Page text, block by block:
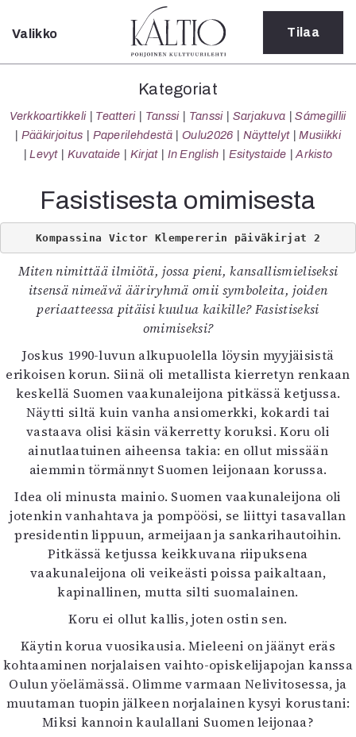
Sulje
Kategoriat
Verkkoartikkeli
Teatteri
Tanssi
Sarjakuva
Sámegillii
Pääkirjoitus
Paperilehdestä
Oulu2026
Näyttelyt
Musiikki
Levyt
Kirjat
In English
Esitystaide
Arkisto
Lehdet
2–3/2026
1/2026
6/2025
5/2025 saame
5/2025
Lehtiarkisto
Info
Tilaus ja irtonumerot
Yhteistyössä
Toimitus
Mediatiedot
Valikko Tilaa
Kategoriat
Verkkoartikkeli Teatteri Tanssi Tanssi Sarjakuva
Sámegillii
Pääkirjoitus
Paperilehdestä Oulu2026 Näyttelyt
Musiikki
Levyt
Kuvataide Kirjat In English Esitystaide Arkisto
Fasistisesta omimisesta
Kompassina Victor Klempererin päiväkirjat 2
Miten nimittää ilmiötä, jossa pieni, kansallismieliseksi
itsensä nimeävä ääriryhmä omii symboleita, joiden
periaatteessa pitäisi kuulua kaikille? Fasistiseksi
omimiseksi?
Joskus 1990-luvun alkupuolella löysin myyjäisistä
erikoisen korun. Siinä oli metallista kierretyn renkaan
keskellä Suomen vaakunaleijona pitkässä ketjussa.
Näytti siltä kuin vanha ansiomerkki, kokardi tai
vastaava olisi käsin väkerretty koruksi. Koru oli
ainutlaatuinen aiheensa takia: en ollut missään
aiemmin törmännyt Suomen leijonaan korussa.
Idea oli minusta mainio. Suomen vaakunaleijona oli
jotenkin vanhahtava ja pompöösi, se liittyi tasavallan
presidentin lippuun, armeijaan ja sankarihautoihin.
Pitkässä ketjussa keikkuvana riipuksena
vaakunaleijona oli veikeästi poissa paikaltaan,
kapinallinen, mutta silti suomalainen.
Koru ei ollut kallis, joten ostin sen.
Käytin korua vuosikausia. Mieleeni on jäänyt eräs
kohtaaminen norjalaisen vaihto-opiskelijapojan kanssa
Oulun yöelämässä. Olimme varmaan Nelivitosessa, ja
muutaman tuopin jälkeen norjalainen kysyi korustani:
Miksi kannoin kaulallani Suomen leijonaa?